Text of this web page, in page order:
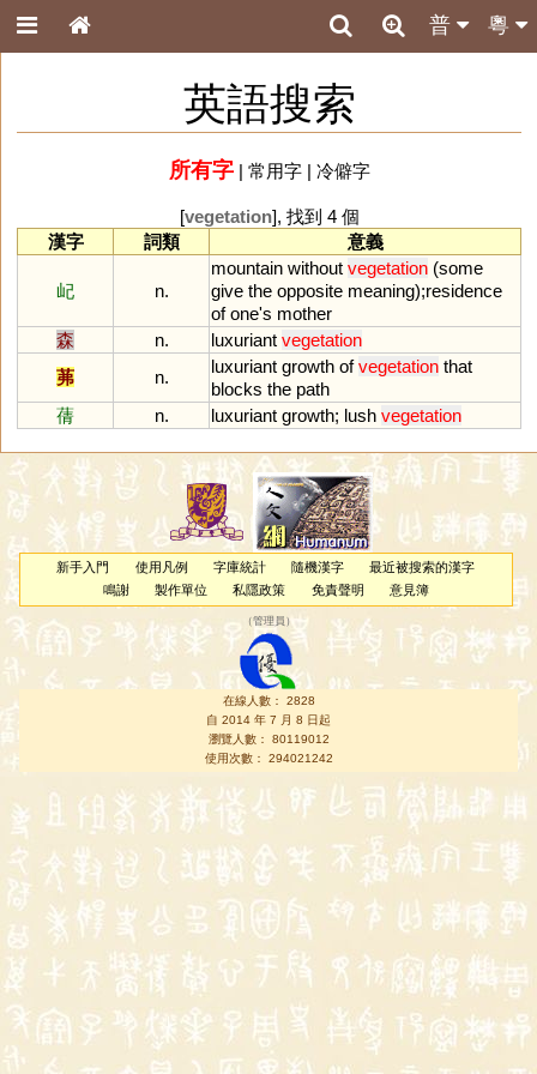
粵
普
英語搜索
所有字| 常用字| 冷僻字
[vegetation], 找到 4 個
漢字
詞類 意義
屺 n.
mountain without vegetation (some
give the opposite meaning);residence
of one's mother
森
n. luxuriant vegetation
茀
n.
luxuriant growth of vegetation that
blocks the path
蒨
n. luxuriant growth; lush vegetation
新手入門 使用凡例 字庫統計 隨機漢字
最近被搜索的漢字
鳴謝
製作單位 私隱政策 免責聲明 意見簿
（管理員 ）
在線人數： 2828
自 2014 年 7 月 8 日起
瀏覽人數： 80119012
使用次數： 294021242